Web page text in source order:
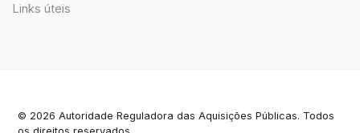
Links úteis
© 2026 Autoridade Reguladora das Aquisições Públicas. Todos